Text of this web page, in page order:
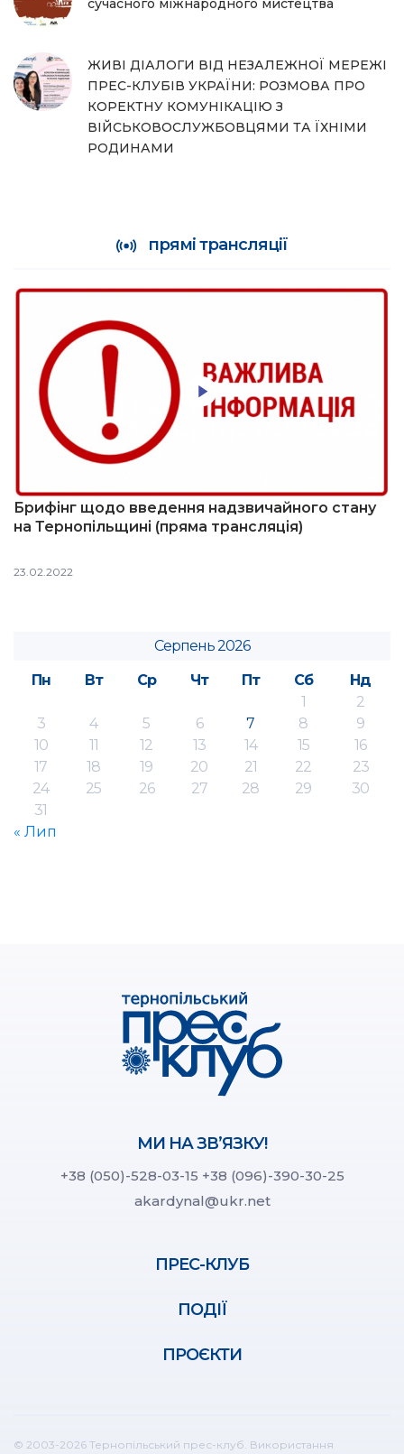
сучасного міжнародного мистецтва
ЖИВІ ДІАЛОГИ ВІД НЕЗАЛЕЖНОЇ МЕРЕЖІ
ПРЕС-КЛУБІВ УКРАЇНИ: РОЗМОВА ПРО
КОРЕКТНУ КОМУНІКАЦІЮ З
ВІЙСЬКОВОСЛУЖБОВЦЯМИ ТА ЇХНІМИ
РОДИНАМИ
прямі трансляції
Брифінг щодо введення надзвичайного стану
на Тернопільщині (пряма трансляція)
23.02.2022
Серпень 2026
Пн
Вт Ср Чт Пт Сб
Нд
1
2
3
4 5 6 7 8
9
10
11 12 13 14 15
16
17
18 19 20 21 22
23
24
25 26 27 28 29
30
31
« Лип
МИ НА ЗВ’ЯЗКУ!
+38 (050)-528-03-15 +38 (096)-390-30-25
akardynal@ukr.net
ПРЕС-КЛУБ
ПОДІЇ
ПРОЄКТИ
© 2003-2026 Тернопільський прес-клуб. Використання